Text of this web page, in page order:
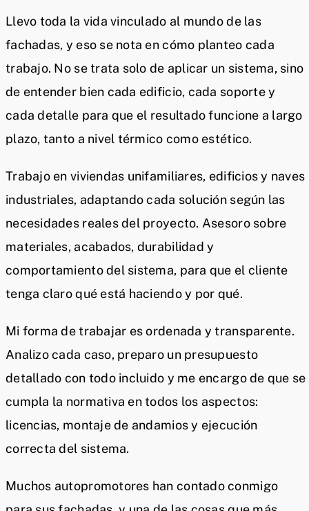
Llevo toda la vida vinculado al mundo de las
fachadas, y eso se nota en cómo planteo cada
trabajo. No se trata solo de aplicar un sistema, sino
de entender bien cada edificio, cada soporte y
cada detalle para que el resultado funcione a largo
plazo, tanto a nivel térmico como estético.
Trabajo en viviendas unifamiliares, edificios y naves
industriales, adaptando cada solución según las
necesidades reales del proyecto. Asesoro sobre
materiales, acabados, durabilidad y
comportamiento del sistema, para que el cliente
tenga claro qué está haciendo y por qué.
Mi forma de trabajar es ordenada y transparente.
Analizo cada caso, preparo un presupuesto
detallado con todo incluido y me encargo de que se
cumpla la normativa en todos los aspectos:
licencias, montaje de andamios y ejecución
correcta del sistema.
Muchos autopromotores han contado conmigo